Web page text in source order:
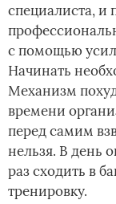
специалиста, и
с помощью
Начинать
Механизм
времени
перед самим
нельзя. В день
раз сходить в
тренировку.